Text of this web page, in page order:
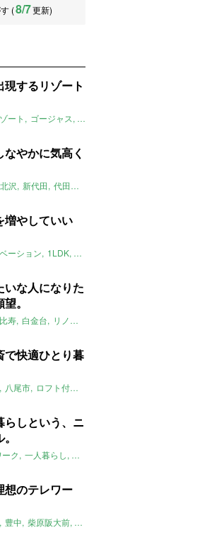
(8/7更新)
するリゾート
ート ゴージャス ペット相談可
なやかに気高く
沢 新代田 代田橋
増やしていい
ーション 1LDK ナチュラル
いな人になりた
。
寿 白金台 リノベーション
で快適ひとり暮
八尾市 ロフト付き
らしという、ニ
ク 一人暮らし 自然
想のテレワー
豊中 柴原阪大前 一人暮らし